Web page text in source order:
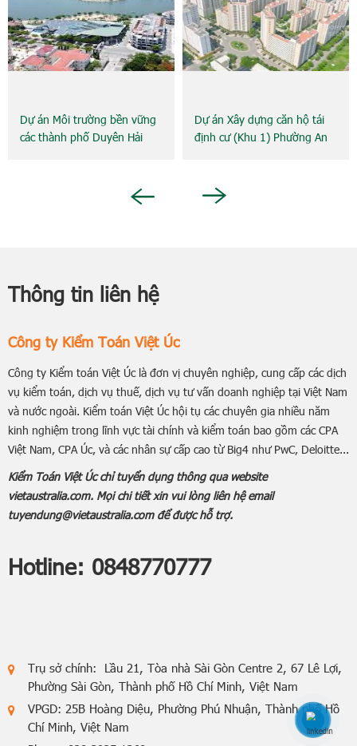
Previous
Dự án Môi trường bền vững
các thành phố Duyên Hải
Dự án Xây dựng căn hộ tái
định cư (Khu 1) Phường An
Next
Thông tin liên hệ
Công ty Kiểm Toán Việt Úc
Công ty Kiểm toán Việt Úc là đơn vị chuyên nghiệp, cung cấp các dịch
vụ kiểm toán, dịch vụ thuế, dịch vụ tư vấn doanh nghiệp tại Việt Nam
và nước ngoài. Kiểm toán Việt Úc hội tụ các chuyên gia nhiều năm
kinh nghiệm trong lĩnh vực tài chính và kiểm toán bao gồm các CPA
Việt Nam, CPA Úc, và các nhân sự cấp cao từ Big4 như PwC, Deloitte...
Kiểm Toán Việt Úc chỉ tuyển dụng thông qua website
vietaustralia.com. Mọi chi tiết xin vui lòng liên hệ email
tuyendung@vietaustralia.com để được hỗ trợ.
Hotline: 0848770777
Trụ sở chính: Lầu 21, Tòa nhà Sài Gòn Centre 2, 67 Lê Lợi,
Phường Sài Gòn, Thành phố Hồ Chí Minh, Việt Nam
VPGD: 25B Hoàng Diệu, Phường Phú Nhuận, Thành phố Hồ
Chí Minh, Việt Nam